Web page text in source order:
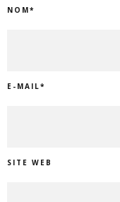
NOM*
E-MAIL*
SITE WEB